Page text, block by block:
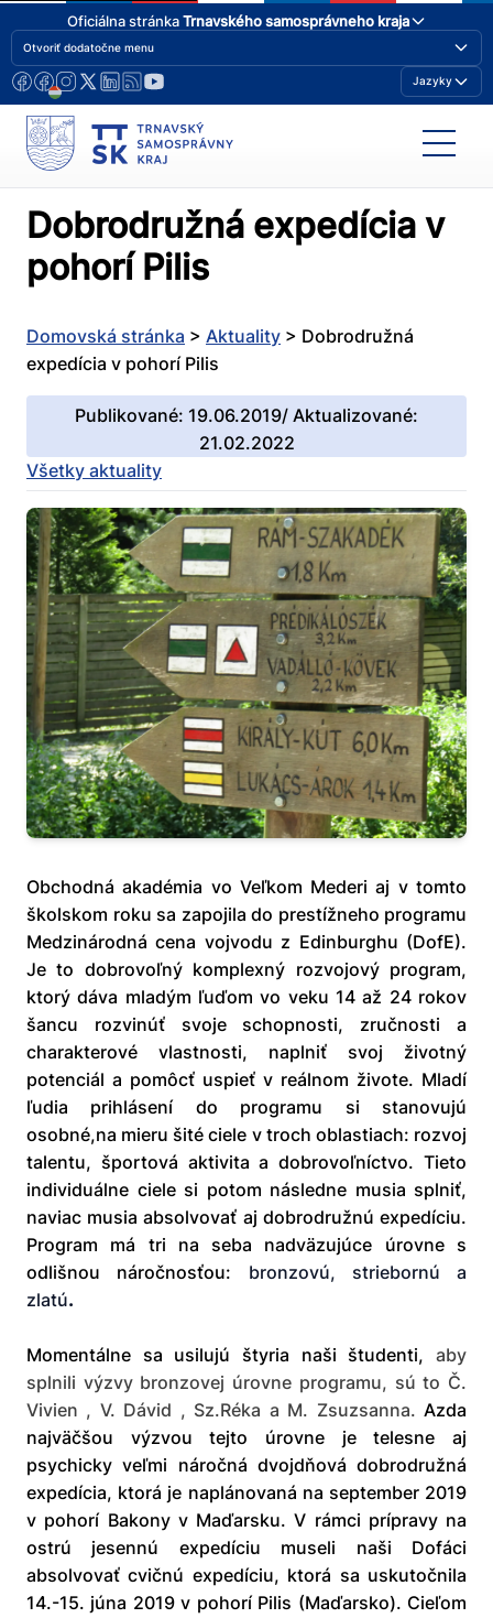
Oficiálna stránkaTrnavského samosprávneho kraja
Otvoriť dodatočne menu
Jazyky
Dobrodružná expedícia v
pohorí Pilis
Domovská stránka > Aktuality > Dobrodružná
expedícia v pohorí Pilis
Publikované: 19.06.2019/ Aktualizované:
21.02.2022
Všetky aktuality
Obchodná akadémia vo Veľkom Mederi aj v tomto
školskom roku sa zapojila do prestížneho programu
Medzinárodná cena vojvodu z Edinburghu (DofE).
Je to dobrovoľný komplexný rozvojový program,
ktorý dáva mladým ľuďom vo veku 14 až 24 rokov
šancu rozvinúť svoje schopnosti, zručnosti a
charakterové vlastnosti, naplniť svoj životný
potenciál a pomôcť uspieť v reálnom živote. Mladí
ľudia prihlásení do programu si stanovujú
osobné,na mieru šité ciele v troch oblastiach: rozvoj
talentu, športová aktivita a dobrovoľníctvo. Tieto
individuálne ciele si potom následne musia splniť,
naviac musia absolvovať aj dobrodružnú expedíciu.
Program má tri na seba nadväzujúce úrovne s
odlišnou náročnosťou: bronzovú, striebornú a
zlatú.
Momentálne sa usilujú štyria naši študenti, aby
splnili výzvy bronzovej úrovne programu, sú to Č.
Vivien , V. Dávid , Sz.Réka a M. Zsuzsanna.Azda
najväčšou výzvou tejto úrovne je telesne aj
psychicky veľmi náročná dvojdňová dobrodružná
expedícia, ktorá je naplánovaná na september 2019
v pohorí Bakony v Maďarsku. V rámci prípravy na
ostrú jesennú expedíciu museli naši Dofáci
absolvovať cvičnú expedíciu, ktorá sa uskutočnila
14.-15. júna 2019 v pohorí Pilis (Maďarsko). Cieľom